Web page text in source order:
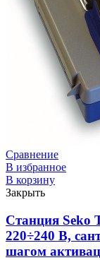
Сравнение
В избранное
В корзину
Закрыть
Станция Seko
220÷240 В,
шагом